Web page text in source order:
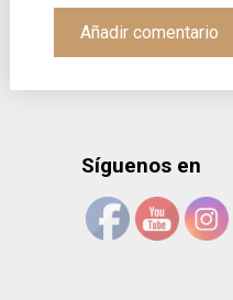
Síguenos en